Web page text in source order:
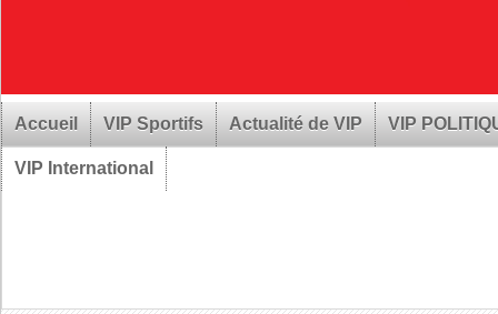
Accueil VIP Sportifs Actualité de VIP VIP
VIP International